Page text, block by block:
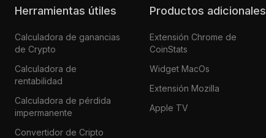
Herramientas útiles
Calculadora de ganancias
de Crypto
Calculadora de
rentabilidad
Calculadora de pérdida
impermanente
Convertidor de Cripto
Productos adicionales
Extensión Chrome de
CoinStats
Widget MacOs
Extensión Mozilla
Apple TV